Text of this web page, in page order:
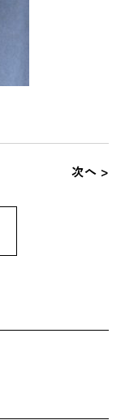
次へ >